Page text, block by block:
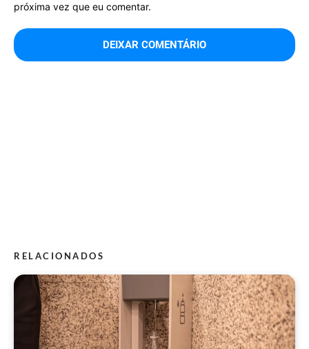
próxima vez que eu comentar.
RELACIONADOS